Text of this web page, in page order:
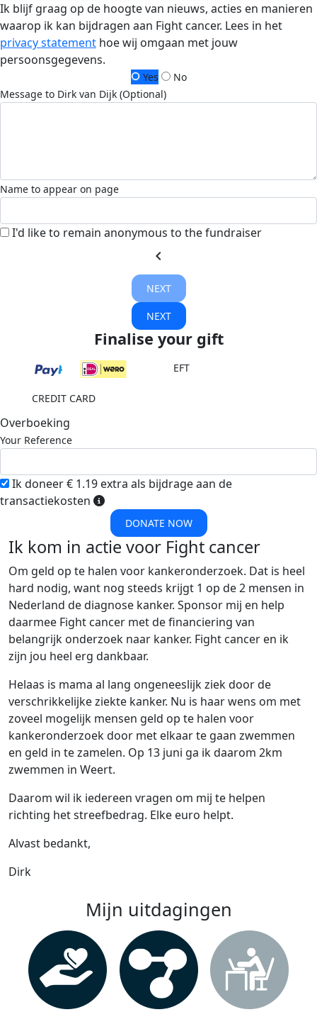
Ik blijf graag op de hoogte van nieuws, acties en manieren
waarop ik kan bijdragen aan Fight cancer. Lees in het
privacy statement hoe wij omgaan met jouw
persoonsgegevens.
Yes
No
Message to Dirk van Dijk (Optional)
Name to appear on page
I'd like to remain anonymous to the fundraiser
chevron_left
NEXT
NEXT
Finalise your gift
EFT
CREDIT CARD
Overboeking
Your Reference
Ik doneer € 1.19 extra als bijdrage aan de
transactiekosten
DONATE NOW
Ik kom in actie voor Fight cancer
Om geld op te halen voor kankeronderzoek. Dat is heel
hard nodig, want nog steeds krijgt 1 op de 2 mensen in
Nederland de diagnose kanker. Sponsor mij en help
daarmee Fight cancer met de financiering van
belangrijk onderzoek naar kanker. Fight cancer en ik
zijn jou heel erg dankbaar.
Helaas is mama al lang ongeneeslijk ziek door de
verschrikkelijke ziekte kanker. Nu is haar wens om met
zoveel mogelijk mensen geld op te halen voor
kankeronderzoek door met elkaar te gaan zwemmen
en geld in te zamelen. Op 13 juni ga ik daarom 2km
zwemmen in Weert.
Daarom wil ik iedereen vragen om mij te helpen
richting het streefbedrag. Elke euro helpt.
Alvast bedankt,
Dirk
Mijn uitdagingen